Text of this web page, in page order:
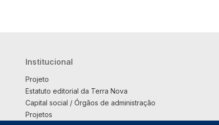
Institucional
Projeto
Estatuto editorial da Terra Nova
Capital social / Órgãos de administração
Projetos